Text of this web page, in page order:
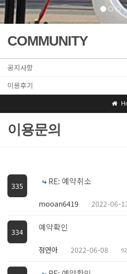
COMMUNITY
공지사항
이용후기
이용문의
335 RE: 예약취소
mooan6419 2022-06-
334 예약확인
정연아 2022-06-08